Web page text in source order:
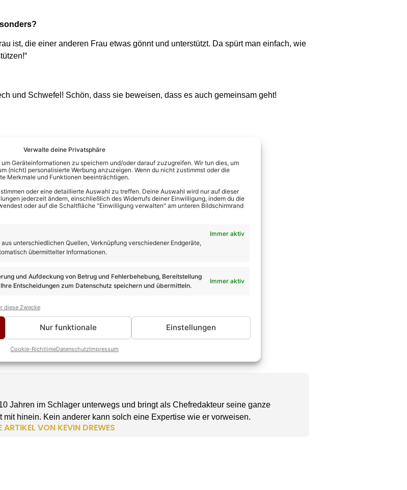
Verwalte deine Privatsphäre
Geräteinformationen zu speichern und/oder darauf zuzugreifen. Wir tun dies, um
(nicht) personalisierte Werbung anzuzeigen. Wenn du nicht zustimmst oder die
Merkmale und Funktionen beeinträchtigen.
oder eine detaillierte Auswahl zu treffen. Deine Auswahl wird nur auf dieser
jederzeit ändern, einschließlich des Widerrufs deiner Einwilligung, indem du die
oder auf die Schaltfläche "Einwilligung verwalten" am unteren Bildschirmrand
Immer aktiv
unterschiedlichen Quellen, Verknüpfung verschiedener Endgeräte,
übermittelter Informationen.
und Aufdeckung von Betrug und Fehlerbehebung, Bereitstellung
Entscheidungen zum Datenschutz speichern und übermitteln.
Immer aktiv
diese Zwecke
Nur funktionale Einstellungen
Cookie-RichtlinieDatenschutzImpressum
ist, die einer anderen Frau etwas gönnt und unterstützt. Da spürt man einfach, wie
und Schwefel! Schön, dass sie beweisen, dass es auch gemeinsam geht!
Jahren im Schlager unterwegs und bringt als Chefredakteur seine ganze
mit hinein. Kein anderer kann solch eine Expertise wie er vorweisen.
VON KEVIN DREWES